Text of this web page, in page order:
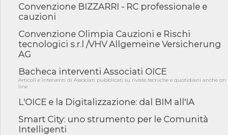
05/08/26 - DL Infrastrutture e PNRR è legge: approvata oggi la
fiducia...
05/08/26 - Focus OICE sul DDL di riforma della responsabilità
amminist...
05/08/26 - Anac: pubblicata la Relazione illustrativa al Bando tipo
05/08/26 - SAVE THE DATE: Assemblea Pubblica Confindustria
Professioni ...
05/08/26 - Successo OICE per il bando della Città metropolitana
05/08/26 - Lettera OICE per il bando della Giunta Regionale della
Campa...
Convenzione BIZZARRI - RC professionale e
cauzioni
Convenzione Olimpia Cauzioni e Rischi
tecnologici s.r.l /VHV Allgemeine Versicherung
AG
Bacheca interventi Associati OICE
Articoli e interventi di Associati pubblicati su riviste tecniche e quotidiani anche on
line
L'OICE e la Digitalizzazione: dal BIM all'IA
Smart City: uno strumento per le Comunità
Intelligenti